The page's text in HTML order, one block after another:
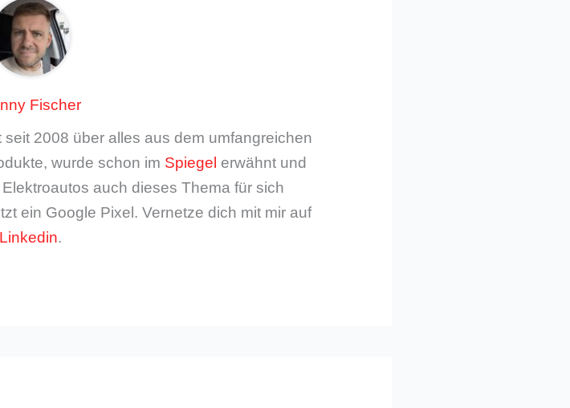
Fischer
2008 über alles aus dem umfangreichen
wurde schon im Spiegel erwähnt und
auch dieses Thema für sich
ein Google Pixel. Vernetze dich mit mir auf
Linkedin.